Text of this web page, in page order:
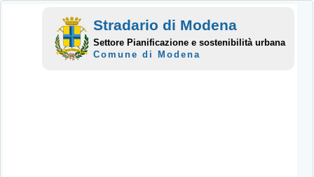
Stradario di Modena
Settore Pianificazione e sostenibilità urbana
Comune di Modena